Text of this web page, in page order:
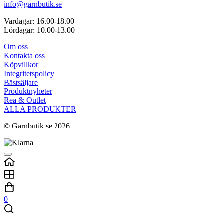
info@garnbutik.se
Vardagar: 16.00-18.00
Lördagar: 10.00-13.00
Om oss
Kontakta oss
Köpvillkor
Integritetspolicy
Bästsäljare
Produktnyheter
Rea & Outlet
ALLA PRODUKTER
© Garnbutik.se 2026
0